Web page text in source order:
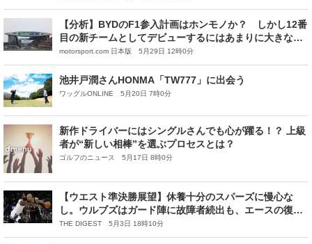
【分析】BYDのF1参入計画はホンモノか？ しかし12番
目の新チームとしてデビューするにはあまりに大きな障
壁が
motorsport.com 日本版 5月29日 12時0分
池井戸潤さんHONMA「TW777」に出会う
ワッグルONLINE 5月20日 7時0分
新作ドライバーにはシングルさんでも心が躍る！？ 上級
者が“新しい相棒”を選ぶプロセスとは？
ゴルフのニュース 5月17日 8時0分
【ウエスト準決勝展望】休養十分のスパーズに慢心な
し。ウルブズはガード陣に故障者続出も、エースの復帰
に期待＜DUNKSHOOT＞
THE DIGEST 5月3日 18時10分